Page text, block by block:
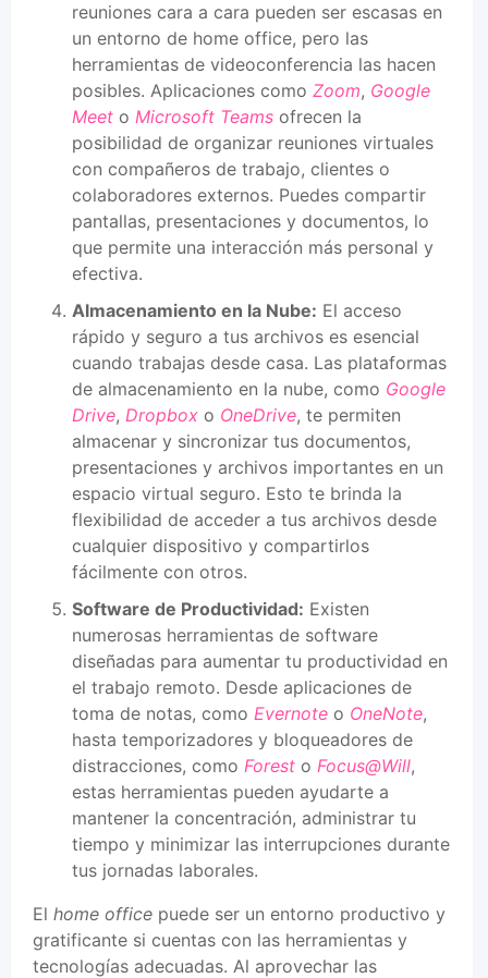
reuniones cara a cara pueden ser escasas en
un entorno de home office, pero las
herramientas de videoconferencia las hacen
posibles. Aplicaciones como Zoom, Google
Meet o Microsoft Teams ofrecen la
posibilidad de organizar reuniones virtuales
con compañeros de trabajo, clientes o
colaboradores externos. Puedes compartir
pantallas, presentaciones y documentos, lo
que permite una interacción más personal y
efectiva.
Almacenamiento en la Nube: El acceso
rápido y seguro a tus archivos es esencial
cuando trabajas desde casa. Las plataformas
de almacenamiento en la nube, como Google
Drive, Dropbox o OneDrive, te permiten
almacenar y sincronizar tus documentos,
presentaciones y archivos importantes en un
espacio virtual seguro. Esto te brinda la
flexibilidad de acceder a tus archivos desde
cualquier dispositivo y compartirlos
fácilmente con otros.
Software de Productividad: Existen
numerosas herramientas de software
diseñadas para aumentar tu productividad en
el trabajo remoto. Desde aplicaciones de
toma de notas, como Evernote o OneNote,
hasta temporizadores y bloqueadores de
distracciones, como Forest o Focus@Will,
estas herramientas pueden ayudarte a
mantener la concentración, administrar tu
tiempo y minimizar las interrupciones durante
tus jornadas laborales.
El home office puede ser un entorno productivo y
gratificante si cuentas con las herramientas y
tecnologías adecuadas. Al aprovechar las